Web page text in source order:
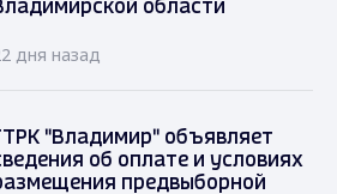
области
дня назад
"Владимир" объявляет
об оплате и условиях
предвыборной